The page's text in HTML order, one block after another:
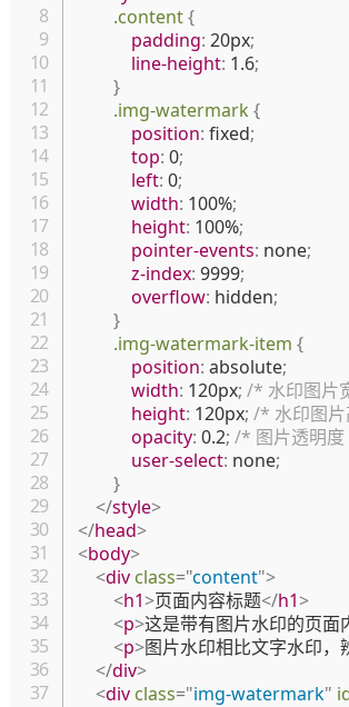
.content{
padding: 20px;
line-height: 1.6;
}
.img-watermark{
position: fixed;
top: 0;
left: 0;
width: 100%;
height: 100%;
pointer-events: none;
z-index: 9999;
overflow: hidden;
}
.img-watermark-item {
position: absolute;
width: 120px; /* 水印图片
height: 120px; /* 水印图
opacity: 0.2; /* 图片透明
user-select: none;
}
</style>
</head>
<body>
<div class="content">
<h1>页面内容标题</h1>
<p>这是带有图片水印的页面
<p>图片水印相比文字水印，
</div>
<div class="img-watermark"